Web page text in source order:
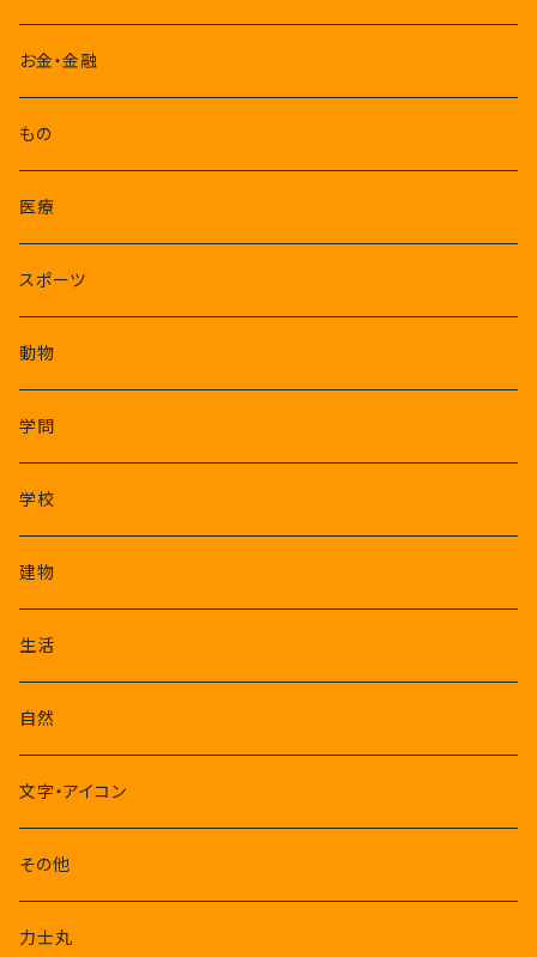
お金・金融
もの
医療
スポーツ
動物
学問
学校
建物
生活
自然
文字・アイコン
その他
力士丸